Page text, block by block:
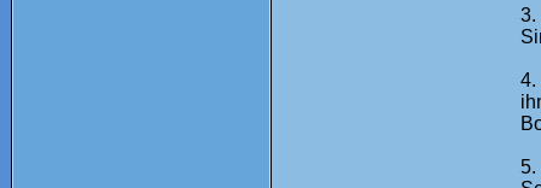
3.
5.